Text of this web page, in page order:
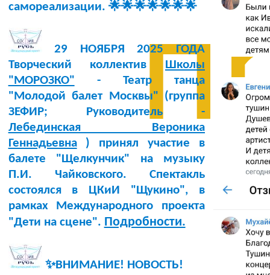
самореализации. 🌟🌟🌟🌟🌟🌟🌟
29 НОЯБРЯ 2025 ГОДА
Творческий коллектив Школы
"МОРОЗКО" - Театр танца
"Молодой балет Москвы" (группа
ЗЕФИР; Руководитель -
Лебединская Вероника
Геннадьевна) принял участие в
балете "Щелкунчик" на музыку
П.И. Чайковского. Спектакль
состоялся в ЦКиИ "Щукино", в
рамках Международного проекта
"Дети на сцене". Подробности.
✨ВНИМАНИЕ! НОВОСТЬ!